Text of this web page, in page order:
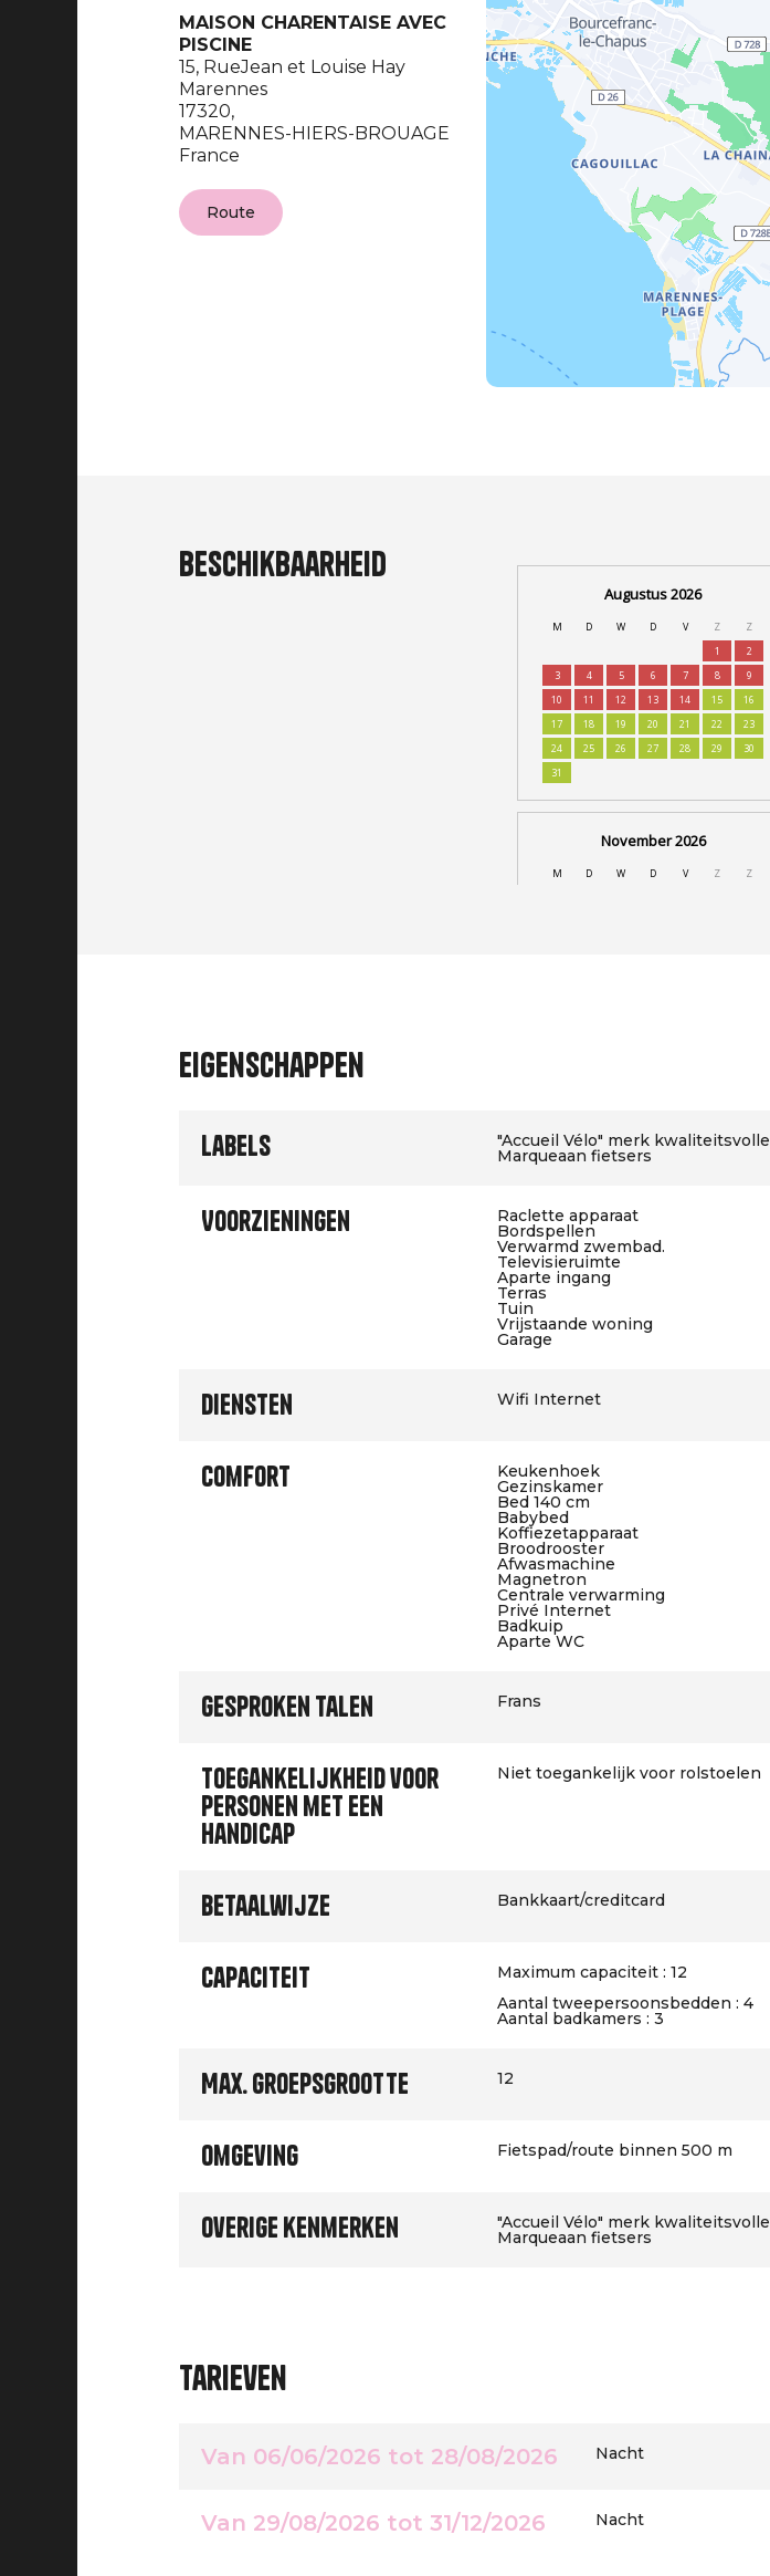
MAISON CHARENTAISE AVEC
PISCINE
15, RueJean et Louise Hay
Marennes
17320,
MARENNES-HIERS-BROUAGE
France
Route
Beschikbaarheid
Eigenschappen
Labels "Accueil Vélo" merk kwaliteitsvolle
Marqueaan fietsers
Voorzieningen Raclette apparaat
Bordspellen
Verwarmd zwembad.
Televisieruimte
Aparte ingang
Terras
Tuin
Vrijstaande woning
Garage
Diensten Wifi Internet
Comfort Keukenhoek
Gezinskamer
Bed 140 cm
Babybed
Koffiezetapparaat
Broodrooster
Afwasmachine
Magnetron
Centrale verwarming
Privé Internet
Badkuip
Aparte WC
Gesproken talen Frans
Toegankelijkheid voor
personen met een
handicap
Niet toegankelijk voor rolstoelen
Betaalwijze Bankkaart/creditcard
Capaciteit Maximum capaciteit : 12
Aantal tweepersoonsbedden : 4
Aantal badkamers : 3
Max. groepsgrootte 12
Omgeving Fietspad/route binnen 500 m
Overige kenmerken "Accueil Vélo" merk kwaliteitsvolle
Marqueaan fietsers
Tarieven
Van 06/06/2026 tot 28/08/2026 Nacht
Van 29/08/2026 tot 31/12/2026 Nacht